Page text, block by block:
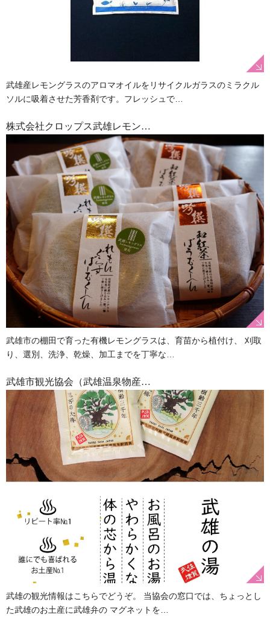
武雄産レモングラスのアロマオイルをリサイクルガラスのミラクル
ソルに吸着させた芳香剤です。フレッシュで…
株式会社クロップス武雄レモン…
武雄市の棚田で育った有機レモングラスは、育苗から植付け、 刈取
り、選別、洗浄、乾燥、加工までを丁寧な…
武雄市観光協会（武雄温泉物産…
武雄の観光情報はこちらでどうぞ。 当協会の窓口では、ちょっとし
た武雄のお土産に武雄弁の マグネットを…